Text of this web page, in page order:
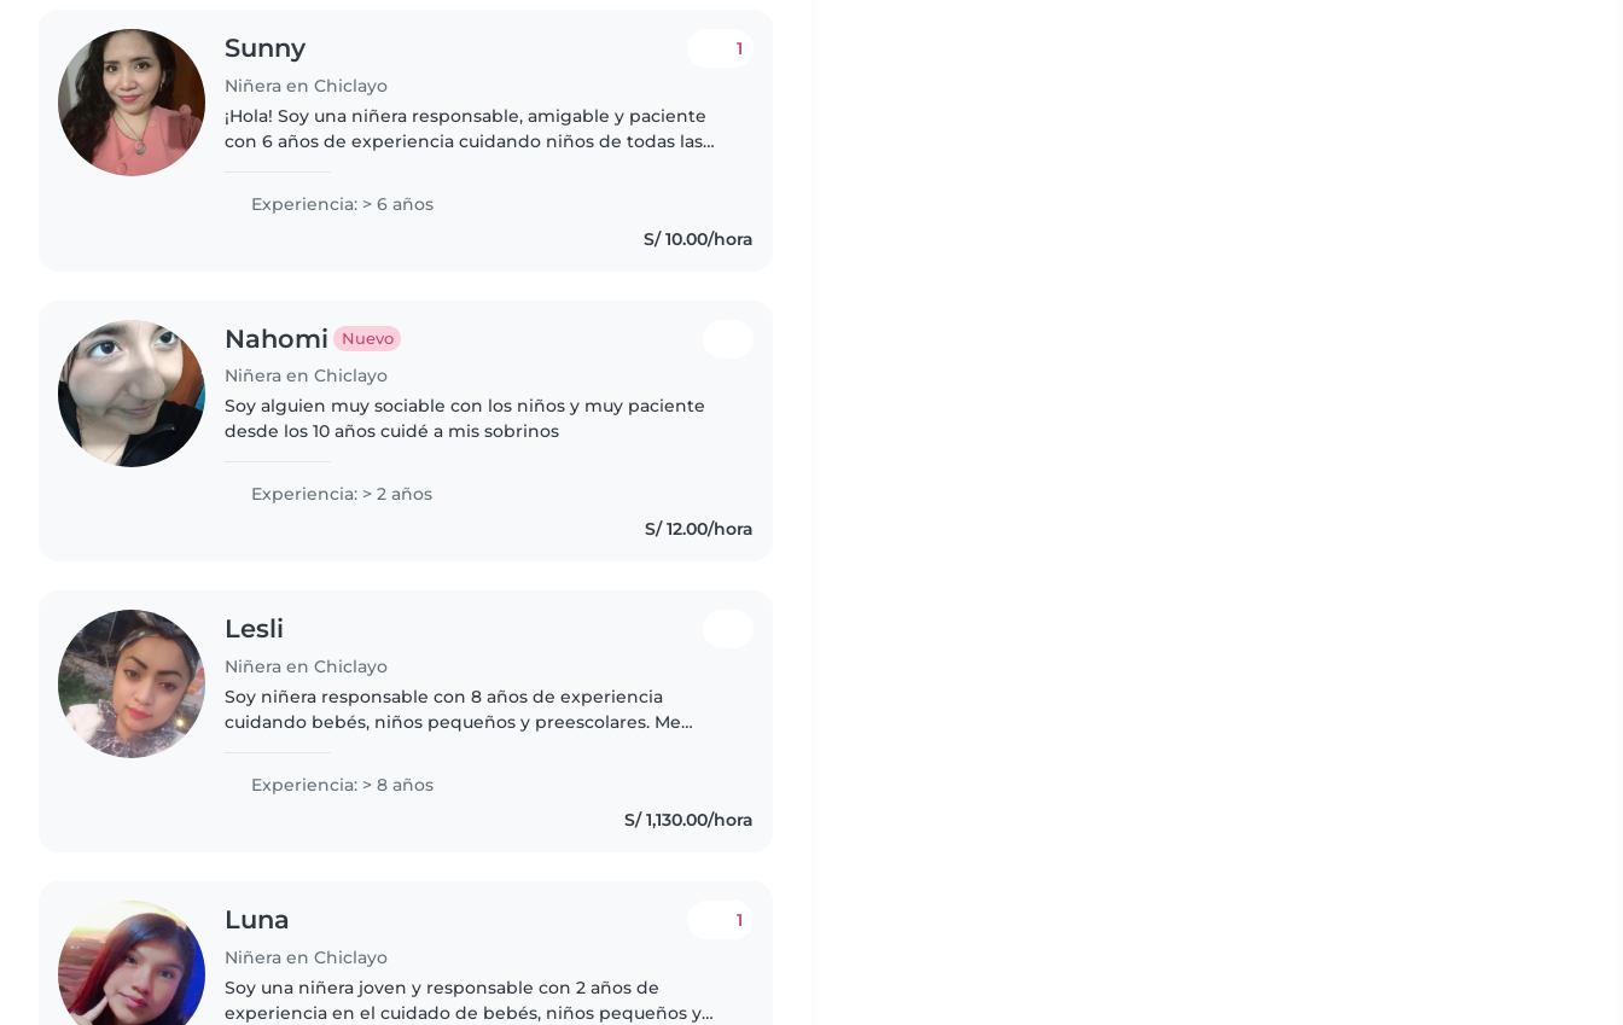
Sunny
Niñera en Chiclayo
1
¡Hola! Soy una niñera responsable, amigable y paciente
con 6 años de experiencia cuidando niños de todas las
Experiencia: > 6 años
S/ 10.00/hora
Nahomi Nuevo
Niñera en Chiclayo
Soy alguien muy sociable con los niños y muy paciente
desde los 10 años cuidé a mis sobrinos
Experiencia: > 2 años
S/ 12.00/hora
Lesli
Niñera en Chiclayo
Soy niñera responsable con 8 años de experiencia
cuidando bebés, niños pequeños y preescolares. Me
experiencia con niños con necesidades..
Experiencia: > 8 años
S/ 1,130.00/hora
Luna
Niñera en Chiclayo
1
Soy una niñera joven y responsable con 2 años de
experiencia en el cuidado de bebés, niños pequeños y